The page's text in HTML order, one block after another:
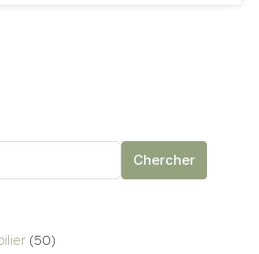
Chercher
(50)